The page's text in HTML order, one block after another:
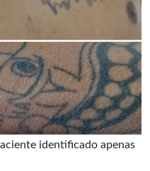
identificado apenas